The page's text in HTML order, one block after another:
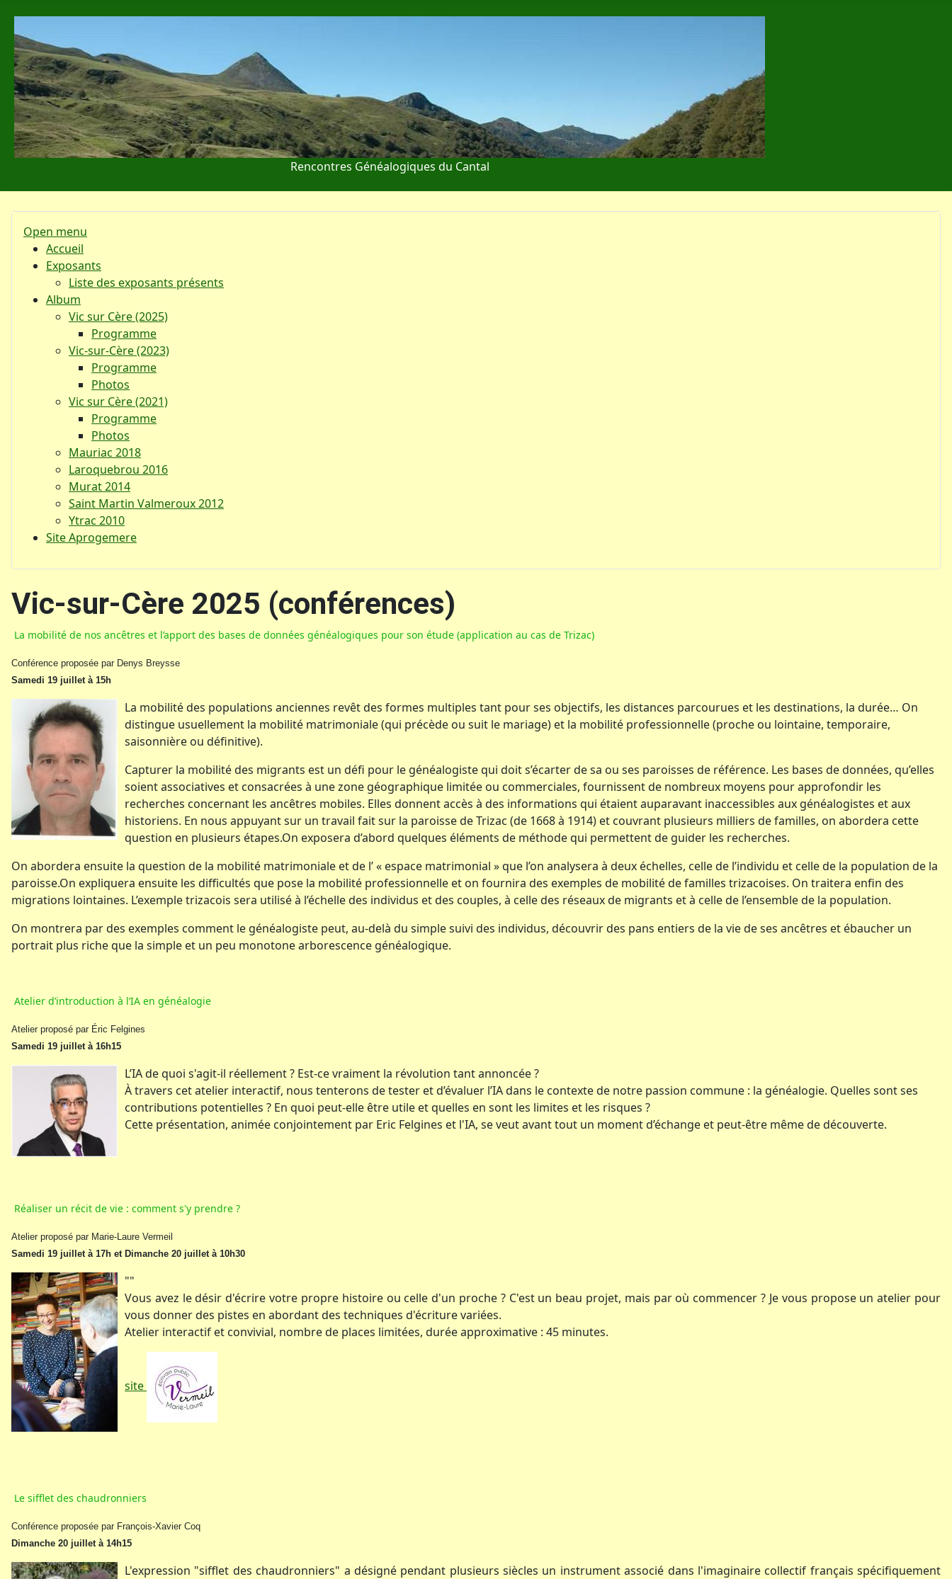
Rencontres Généalogiques du Cantal
Open menu
Accueil
Exposants
Liste des exposants présents
Album
Vic sur Cère (2025)
Programme
Vic-sur-Cère (2023)
Programme
Photos
Vic sur Cère (2021)
Programme
Photos
Mauriac 2018
Laroquebrou 2016
Murat 2014
Saint Martin Valmeroux 2012
Ytrac 2010
Site Aprogemere
Vic-sur-Cère 2025 (conférences)
La mobilité de nos ancêtres et l’apport des bases de données généalogiques pour son étude (application au cas de Trizac)
Conférence proposée par Denys Breysse
Samedi 19 juillet à 15h
La mobilité des populations anciennes revêt des formes multiples tant pour ses objectifs, les distances parcourues et les destinations, la durée… On
distingue usuellement la mobilité matrimoniale (qui précède ou suit le mariage) et la mobilité professionnelle (proche ou lointaine, temporaire,
saisonnière ou définitive).
Capturer la mobilité des migrants est un défi pour le généalogiste qui doit s’écarter de sa ou ses paroisses de référence. Les bases de données, qu’elles
soient associatives et consacrées à une zone géographique limitée ou commerciales, fournissent de nombreux moyens pour approfondir les
recherches concernant les ancêtres mobiles. Elles donnent accès à des informations qui étaient auparavant inaccessibles aux généalogistes et aux
historiens. En nous appuyant sur un travail fait sur la paroisse de Trizac (de 1668 à 1914) et couvrant plusieurs milliers de familles, on abordera cette
question en plusieurs étapes.On exposera d’abord quelques éléments de méthode qui permettent de guider les recherches.
On abordera ensuite la question de la mobilité matrimoniale et de l’ « espace matrimonial » que l’on analysera à deux échelles, celle de l’individu et celle de la population de la
paroisse.On expliquera ensuite les difficultés que pose la mobilité professionnelle et on fournira des exemples de mobilité de familles trizacoises. On traitera enfin des
migrations lointaines. L’exemple trizacois sera utilisé à l’échelle des individus et des couples, à celle des réseaux de migrants et à celle de l’ensemble de la population.
On montrera par des exemples comment le généalogiste peut, au-delà du simple suivi des individus, découvrir des pans entiers de la vie de ses ancêtres et ébaucher un
portrait plus riche que la simple et un peu monotone arborescence généalogique.
Atelier d’introduction à l’IA en généalogie
Atelier proposé par Éric Felgines
Samedi 19 juillet à 16h15
L’IA de quoi s'agit-il réellement ? Est-ce vraiment la révolution tant annoncée ?
À travers cet atelier interactif, nous tenterons de tester et d’évaluer l’IA dans le contexte de notre passion commune : la généalogie. Quelles sont ses
contributions potentielles ? En quoi peut-elle être utile et quelles en sont les limites et les risques ?
Cette présentation, animée conjointement par Eric Felgines et l'IA, se veut avant tout un moment d’échange et peut-être même de découverte.
Réaliser un récit de vie : comment s'y prendre ?
Atelier proposé par Marie-Laure Vermeil
Samedi 19 juillet à 17h et Dimanche 20 juillet à 10h30
""
Vous avez le désir d'écrire votre propre histoire ou celle d'un proche ? C'est un beau projet, mais par où commencer ? Je vous propose un atelier pour
vous donner des pistes en abordant des techniques d'écriture variées.
Atelier interactif et convivial, nombre de places limitées, durée approximative : 45 minutes.
site
Le sifflet des chaudronniers
Conférence proposée par François-Xavier Coq
Dimanche 20 juillet à 14h15
L'expression "sifflet des chaudronniers" a désigné pendant plusieurs siècles un instrument associé dans l'imaginaire collectif français spécifiquement